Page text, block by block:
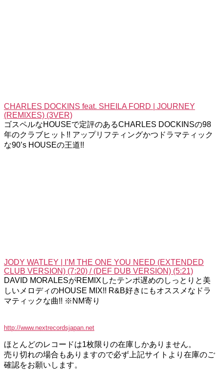
CHARLES DOCKINS feat. SHEILA FORD | JOURNEY
(REMIXES) (3VER)
ゴスペルなHOUSEで定評のあるCHARLES DOCKINSの98
年のクラブヒット!! アップリフティングかつドラマティック
な90’s HOUSEの王道!!
JODY WATLEY | I’M THE ONE YOU NEED (EXTENDED
CLUB VERSION) (7:20) / (DEF DUB VERSION) (5:21)
DAVID MORALESがREMIXしたテンポ遅めのしっとりと美
しいメロディのHOUSE MIX!! R&B好きにもオススメなドラ
マティックな曲!! ※NM寄り
http://www.nextrecordsjapan.net
ほとんどのレコードは1枚限りの在庫しかありません。
売り切れの場合もありますので必ず上記サイトより在庫のご
確認をお願いします。